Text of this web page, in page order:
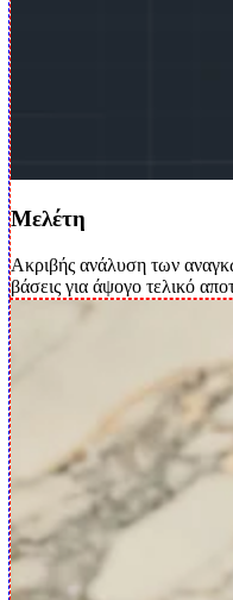
Μελέτη
Ακριβής ανάλυση των
βάσεις για άψογο τελικό